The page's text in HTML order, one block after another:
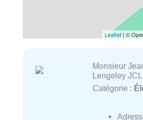
Leaflet | ©
Monsieur
Lengeley
Catégorie :